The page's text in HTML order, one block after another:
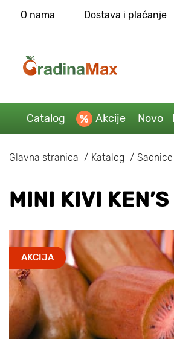
O nama Dostava i plaćanje
Catalog Akcije Novo
Glavna stranica Katalog Sadnice
MINI KIVI
AKCIJA